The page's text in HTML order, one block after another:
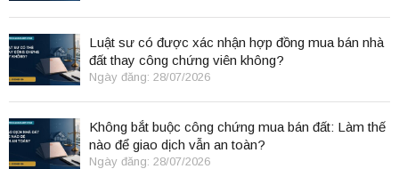
Luật sư có được xác nhận hợp đồng mua bán nhà
đất thay công chứng viên không?
Ngày đăng: 28/07/2026
Không bắt buộc công chứng mua bán đất: Làm thế
nào để giao dịch vẫn an toàn?
Ngày đăng: 28/07/2026